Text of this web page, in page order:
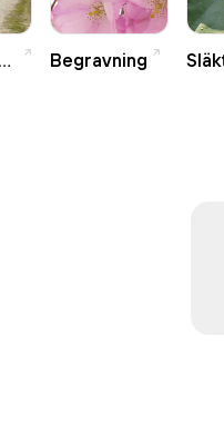
Hur gör jag nu? Begravning